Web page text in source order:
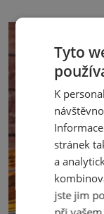
jednoduchost,
miminka měl
Předškolní věk je
Tyto
K
stránek
a
jste jim